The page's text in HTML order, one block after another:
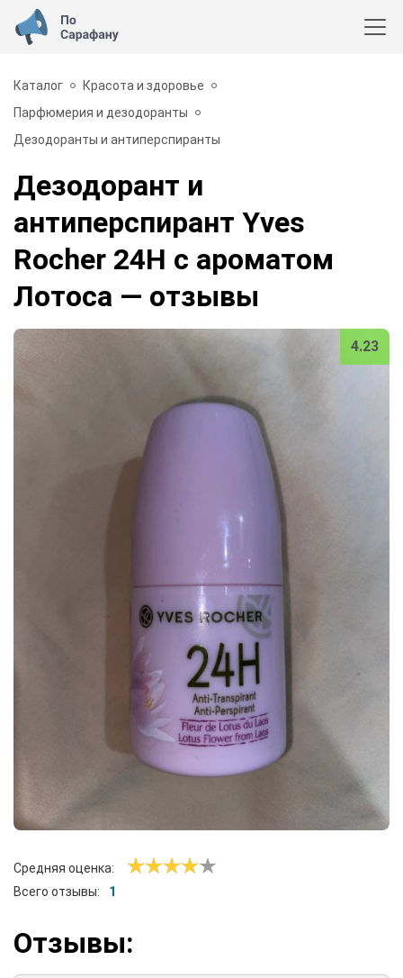
Каталог
Красота и здоровье
Парфюмерия и дезодоранты
Дезодоранты и антиперспиранты
Дезодорант и
антиперспирант Yves
Rocher 24H с ароматом
Лотоса — отзывы
4.23
Средняя оценка:
Всего отзывы:
1
Отзывы: